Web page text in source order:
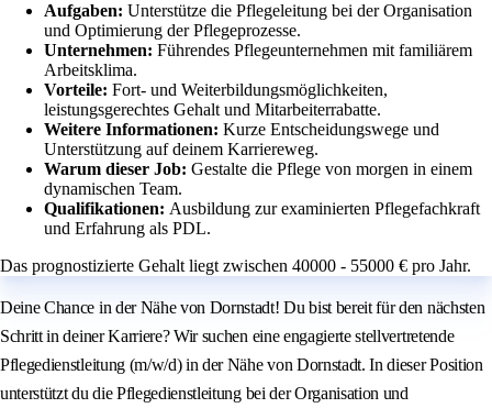
Aufgaben: Unterstütze die Pflegeleitung bei der Organisation
und Optimierung der Pflegeprozesse.
Unternehmen: Führendes Pflegeunternehmen mit familiärem
Arbeitsklima.
Vorteile: Fort- und Weiterbildungsmöglichkeiten,
leistungsgerechtes Gehalt und Mitarbeiterrabatte.
Weitere Informationen: Kurze Entscheidungswege und
Unterstützung auf deinem Karriereweg.
Warum dieser Job: Gestalte die Pflege von morgen in einem
dynamischen Team.
Qualifikationen: Ausbildung zur examinierten Pflegefachkraft
und Erfahrung als PDL.
Das prognostizierte Gehalt liegt zwischen 40000 - 55000 € pro Jahr.
Deine Chance in der Nähe von Dornstadt! Du bist bereit für den nächsten
Schritt in deiner Karriere? Wir suchen eine engagierte stellvertretende
Pflegedienstleitung (m/w/d) in der Nähe von Dornstadt. In dieser Position
unterstützt du die Pflegedienstleitung bei der Organisation und